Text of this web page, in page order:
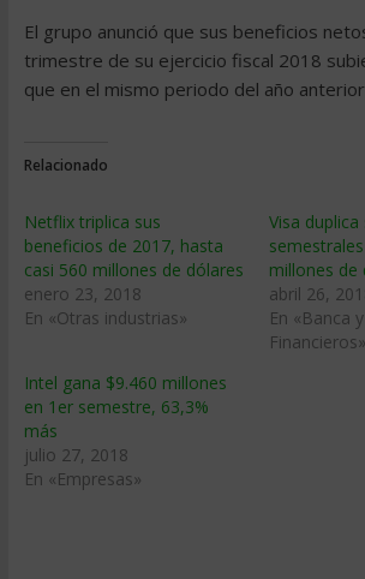
El grupo anunció que sus beneficios
trimestre de su ejercicio fiscal 2018
que en el mismo periodo del año
Relacionado
Netflix triplica sus
beneficios de 2017, hasta
casi 560 millones de dólares
enero 23, 2018
En «Otras industrias»
Visa
millones de
abril 26,
En «Banca
Financieros»
Intel gana $9.460 millones
en 1er semestre, 63,3%
más
julio 27, 2018
En «Empresas»